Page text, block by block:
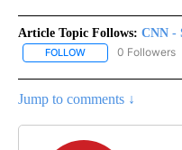
Article Topic Follows: CNN -
FOLLOW FOLLOW "CNN -
0 Followers
Jump to comments ↓